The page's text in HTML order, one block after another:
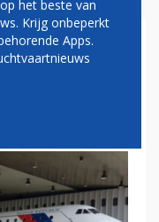
ACJ
het beste van
Krijg onbeperkt
Apps.